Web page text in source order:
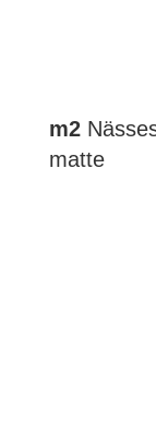
m2
matte